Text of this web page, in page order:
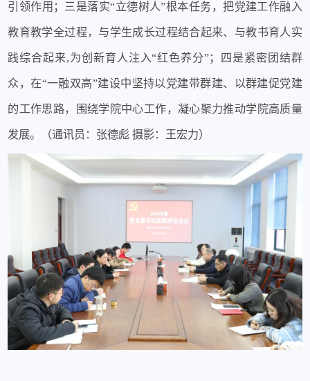
引领作用；三是落实“立德树人”根本任务，把党建工作融入
教育教学全过程，与学生成长过程结合起来、与教书育人实
践综合起来,为创新育人注入“红色养分”；四是紧密团结群
众，在“一融双高”建设中坚持以党建带群建、以群建促党建
的工作思路，围绕学院中心工作，凝心聚力推动学院高质量
发展。（通讯员：张德彪 摄影：王宏力）